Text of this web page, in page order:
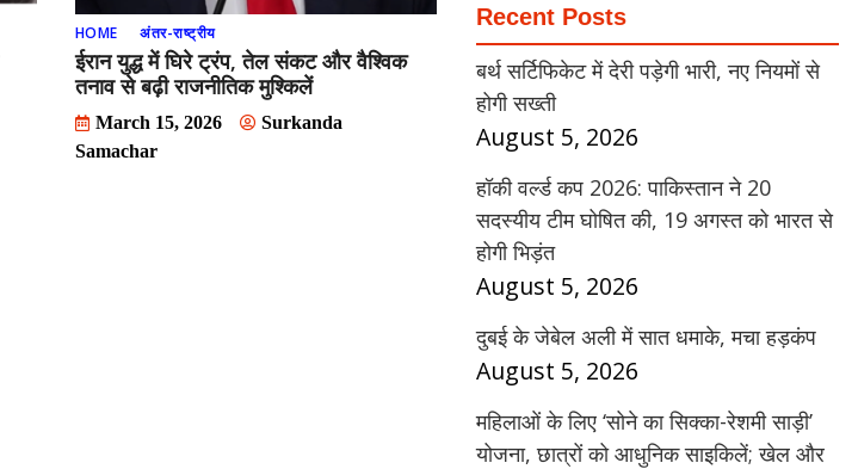
HOME अंतर-राष्ट्रीय
ईरान युद्ध में घिरे ट्रंप, तेल संकट और वैश्विक
तनाव से बढ़ी राजनीतिक मुश्किलें
March 15, 2026
Surkanda
Samachar
Recent Posts
बर्थ सर्टिफिकेट में देरी पड़ेगी भारी, नए नियमों से
होगी सख्ती
August 5, 2026
हॉकी वर्ल्ड कप 2026: पाकिस्तान ने 20
सदस्यीय टीम घोषित की, 19 अगस्त को भारत से
होगी भिड़ंत
August 5, 2026
दुबई के जेबेल अली में सात धमाके, मचा हड़कंप
August 5, 2026
महिलाओं के लिए ‘सोने का सिक्का-रेशमी साड़ी’
योजना, छात्रों को आधुनिक साइकिलें; खेल और